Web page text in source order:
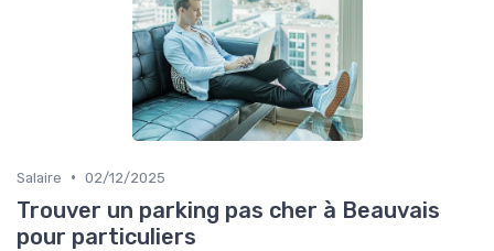
Salaire • 02/12/2025
Trouver un parking pas cher à Beauvais
pour particuliers